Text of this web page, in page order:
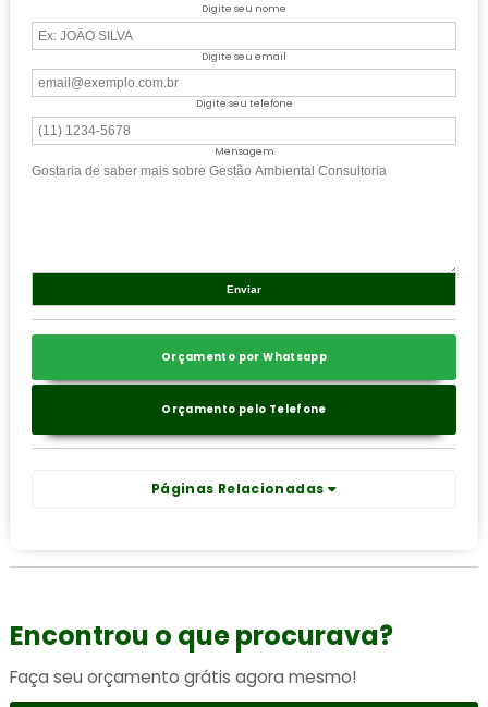
Digite seu nome
Digite seu email
Digite seu telefone
Mensagem
Orçamento por Whatsapp
Orçamento pelo Telefone
Páginas Relacionadas
Encontrou o que procurava?
Faça seu orçamento grátis agora mesmo!